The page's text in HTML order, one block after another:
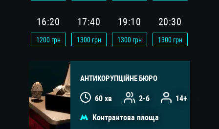
16:20
1200грн
17:40
1300грн
19:10
1300грн
20:30
1300грн
АНТИКОРУПЦІЙНЕ БЮРО
60 хв 2-6 14+
Контрактова площа